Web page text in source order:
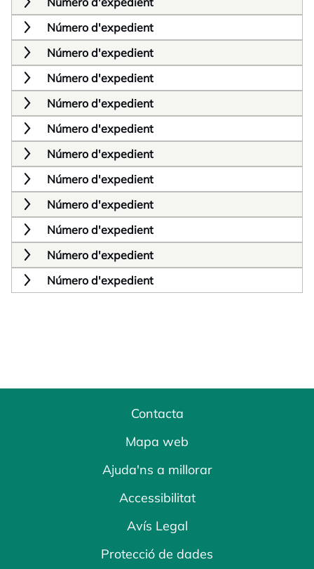
Número d'expedient
Número d'expedient
Número d'expedient
Número d'expedient
Número d'expedient
Número d'expedient
Número d'expedient
Número d'expedient
Número d'expedient
Número d'expedient
Número d'expedient
Contacta
Mapa web
Ajuda'ns a millorar
Accessibilitat
Avís Legal
Protecció de dades